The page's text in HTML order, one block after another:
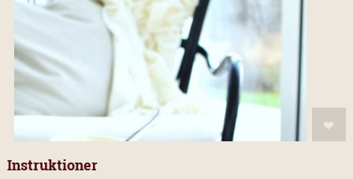
Instruktioner